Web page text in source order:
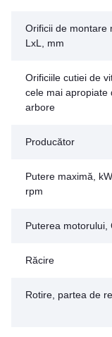
Orificii de montare
LxL, mm
Orificiile cutiei de
cele mai apropiate
arbore
Producător
Putere maximă,
rpm
Puterea motorului,
Răcire
Rotire, partea de